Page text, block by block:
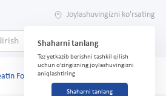
Joylashuvingizni ko'rsating
Shaharni tanlang
Tez yetkazib berishni tashkil qilish
uchun o'zingizning joylashuvingizni
aniqlashtiring
Shaharni tanlang
Forte No 20 tabletkalari